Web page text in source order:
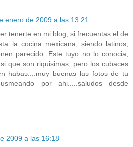
enero de 2009 a las 13:21
tenerte en mi blog, si frecuentas el de
la cocina mexicana, siendo latinos,
parecido. Este tuyo no lo conocia,
que son riquisimas, pero los cubaces
habas....muy buenas las fotos de tu
por ahi.....saludos desde
2009 a las 16:18